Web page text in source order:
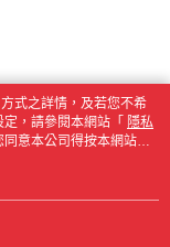
式之詳情，及若您不希
，請參閱本網站「 隱私
意本公司得按本網站使